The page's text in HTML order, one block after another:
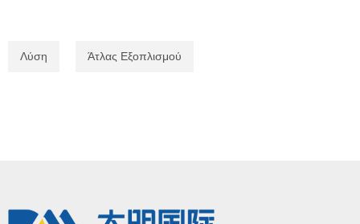
Λύση Άτλας Εξοπλισμού